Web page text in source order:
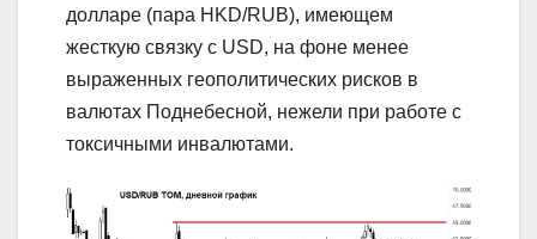
долларе (пара HKD/RUB), имеющем
жесткую связку с USD, на фоне менее
выраженных геополитических рисков в
валютах Поднебесной, нежели при работе с
токсичными инвалютами.